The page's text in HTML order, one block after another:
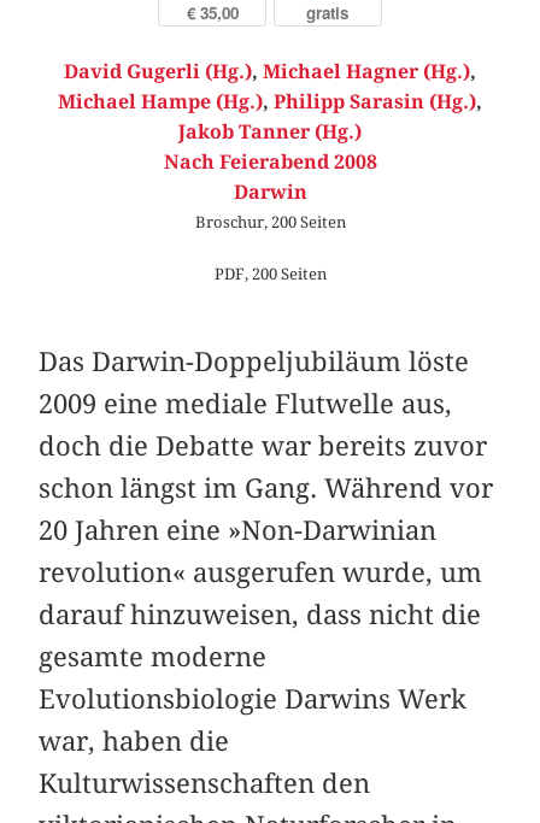
€ 35,00 gratis
David Gugerli (Hg.), Michael Hagner (Hg.),
Michael Hampe (Hg.), Philipp Sarasin (Hg.),
Jakob Tanner (Hg.)
Nach Feierabend 2008
Darwin
Broschur, 200 Seiten
PDF, 200 Seiten
Das Darwin-Doppeljubiläum löste
2009 eine mediale Flutwelle aus,
doch die Debatte war bereits zuvor
schon längst im Gang. Während vor
20 Jahren eine »Non-Darwinian
revolution« ausgerufen wurde, um
darauf hinzuweisen, dass nicht die
gesamte moderne
Evolutionsbiologie Darwins Werk
war, haben die
Kulturwissenschaften den